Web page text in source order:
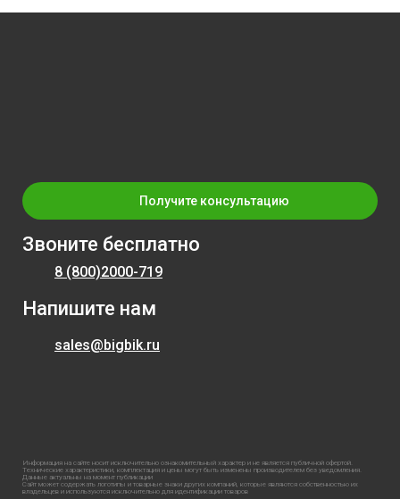
Получите консультацию
Звоните бесплатно
8 (800)2000-719
Напишите нам
sales@bigbik.ru
Информация на сайте носит исключительно ознакомительный характер и не является публичной офертой.
Технические характеристики, комплектация и цены могут быть изменены производителем без уведомления.
Данные актуальны на момент публикации
Сайт может содержать логотипы и товарные знаки других компаний, которые являются собственностью их
владельцев и используются исключительно для идентификации товаров